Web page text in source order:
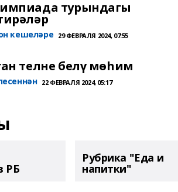
турындагы
кешеләре 29 ФЕВРАЛЯ 2024, 07:55
телне белү мөһим
22 ФЕВРАЛЯ 2024, 05:17
РБ
Рубрика "Еда и
напитки"